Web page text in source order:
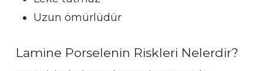
Uzun ömürlüdür
Lamine Porselenin Riskleri Nelerdir?